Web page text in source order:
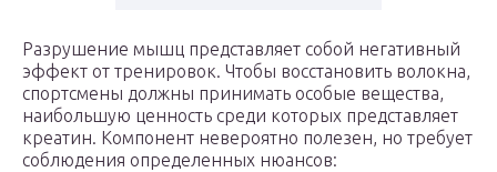
Разрушение мышц представляет собой негативный
эффект от тренировок. Чтобы восстановить волокна,
спортсмены должны принимать особые вещества,
наибольшую ценность среди которых представляет
креатин. Компонент невероятно полезен, но требует
соблюдения определенных нюансов: